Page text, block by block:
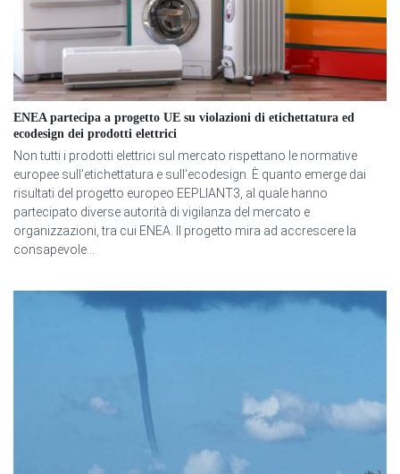
ENEA partecipa a progetto UE su violazioni di etichettatura ed
ecodesign dei prodotti elettrici
Non tutti i prodotti elettrici sul mercato rispettano le normative
europee sull’etichettatura e sull’ecodesign. È quanto emerge dai
risultati del progetto europeo EEPLIANT3, al quale hanno
partecipato diverse autorità di vigilanza del mercato e
organizzazioni, tra cui ENEA. Il progetto mira ad accrescere la
consapevole...